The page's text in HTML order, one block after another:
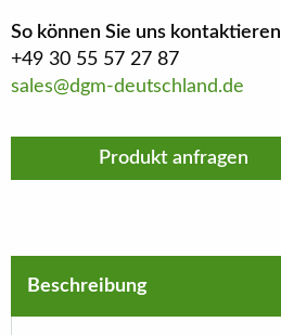
So können Sie uns kontaktieren
+49 30 55 57 27 87
sales@dgm-deutschland.de
Produkt anfragen
Beschreibung